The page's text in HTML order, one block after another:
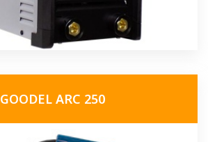
GOODEL ARC 250